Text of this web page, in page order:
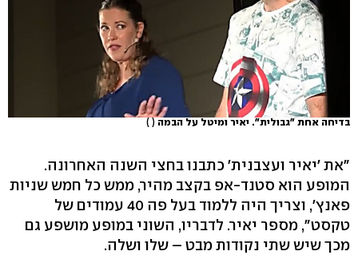
בדיחה אחת "גבולית". יאיר ומיטל על הבמה ( )
"את 'יאיר ועצבנית' כתבנו בחצי השנה האחרונה.
המופע הוא סטנד-אפ בקצב מהיר, ממש כל חמש שניות
פאנץ', וצריך היה ללמוד בעל פה 40 עמודים של
טקסט", מספר יאיר. לדבריו, השוני במופע מושפע גם
מכך שיש שתי נקודות מבט – שלו ושלה.